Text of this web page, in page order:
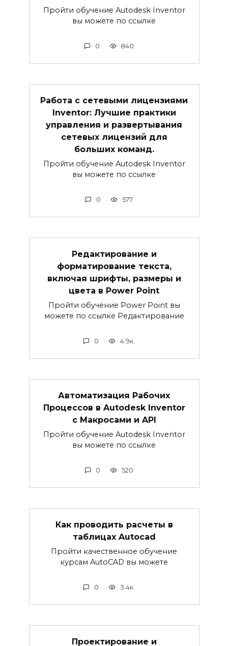
Пройти обучение Autodesk Inventor
вы можете по ссылке
0 840
Работа с сетевыми лицензиями
Inventor: Лучшие практики
управления и развертывания
сетевых лицензий для
больших команд.
Пройти обучение Autodesk Inventor
вы можете по ссылке
0 577
Редактирование и
форматирование текста,
включая шрифты, размеры и
цвета в Power Point
Пройти обучение Power Point вы
можете по ссылке Редактирование
0 4.9к.
Автоматизация Рабочих
Процессов в Autodesk Inventor
с Макросами и API
Пройти обучение Autodesk Inventor
вы можете по ссылке
0 520
Как проводить расчеты в
таблицах Autocad
Пройти качественное обучение
курсам AutoCAD вы можете
0 3.4к.
Проектирование и